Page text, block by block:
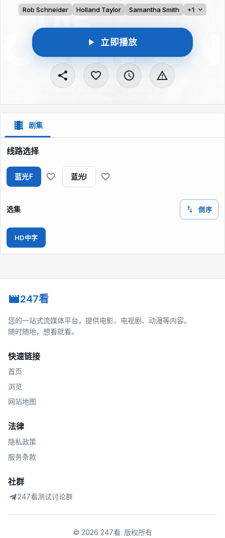
Rob Schneider Holland Taylor Samantha Smith +1
立即播放
剧集
线路选择
蓝光F 蓝光I
选集 倒序
HD中字
247看
您的一站式流媒体平台，提供电影、电视剧、动漫等内容。
随时随地，想看就看。
快速链接
首页
浏览
网站地图
法律
隐私政策
服务条款
社群
247看测试讨论群
© 2026 247看. 版权所有